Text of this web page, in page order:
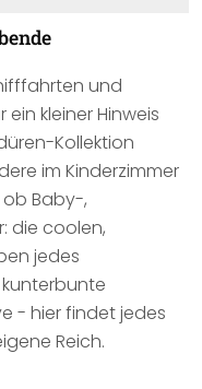
und
kleiner Hinweis
Kollektion
im Kinderzimmer
ob Baby-,
die coolen,
jedes
- hier findet jedes
Reich.